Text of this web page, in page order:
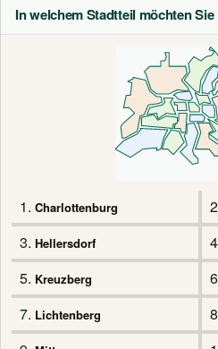
In welchem Stadtteil möchten
1. Charlottenburg
3. Hellersdorf
5. Kreuzberg
7. Lichtenberg